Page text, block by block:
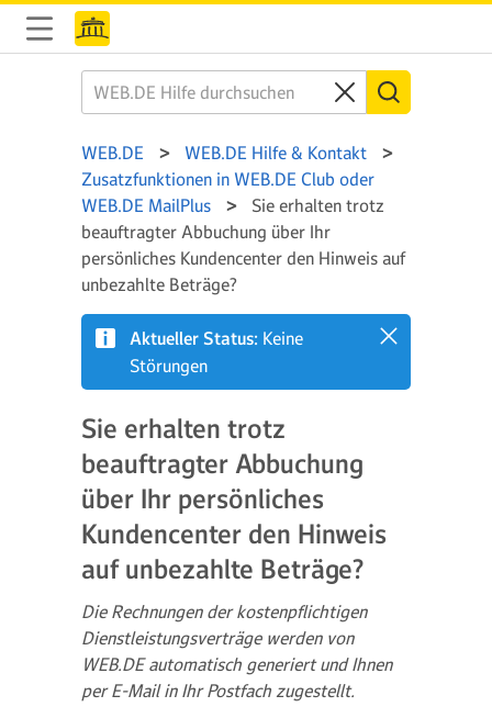
WEB.DE
WEB.DE Hilfe & Kontakt
Zusatzfunktionen in WEB.DE Club oder
WEB.DE MailPlus
Sie erhalten trotz
beauftragter Abbuchung über Ihr
persönliches Kundencenter den Hinweis auf
unbezahlte Beträge?
Aktueller Status: Keine
Störungen
Sie erhalten trotz
beauftragter Abbuchung
über Ihr persönliches
Kundencenter den Hinweis
auf unbezahlte Beträge?
Die Rechnungen der kostenpflichtigen
Dienstleistungsverträge werden von
WEB.DE automatisch generiert und Ihnen
per E-Mail in Ihr Postfach zugestellt.